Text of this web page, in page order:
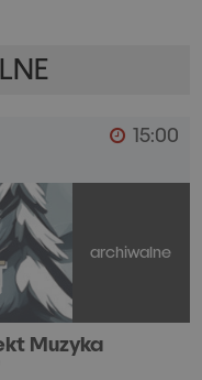
15:00
Muzyka
archiwalne